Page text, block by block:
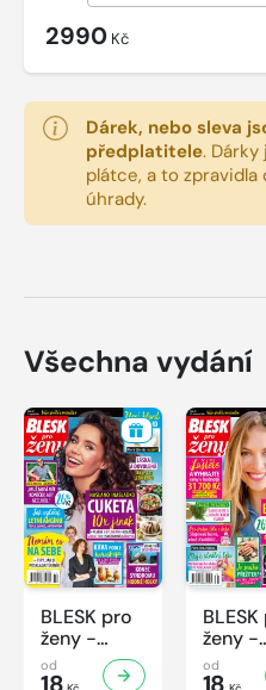
2990 Kč
Dárek, nebo sleva
předplatitele. Dárky
plátce, a to
úhrady.
Všechna vydání
BLESK pro
ženy -
32/2026
od
18
ženy -
31/
od
18